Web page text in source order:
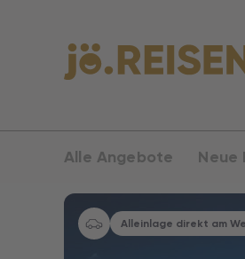
Alle Angebote Neue
Alleinlage direkt am